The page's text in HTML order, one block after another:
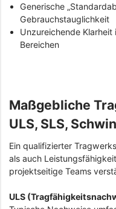
Generische
Gebrauchstauglichkeit
Unzureichende
Bereichen
Maßgebliche
ULS, SLS,
Ein qualifizierter
als auch
projektseitige Teams
ULS